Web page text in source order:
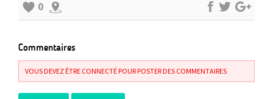
0
Commentaires
VOUS DEVEZ ÊTRE CONNECTÉ POUR POSTER DES COMMENTAIRES